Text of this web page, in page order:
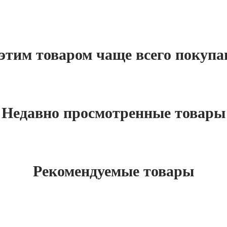
товаром чаще всего
Недавно просмотренные товары
Рекомендуемые товары